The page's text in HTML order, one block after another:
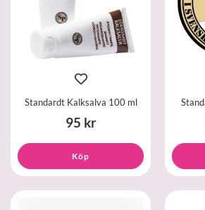
Standardt Kalksalva 100 ml
95 kr
Köp